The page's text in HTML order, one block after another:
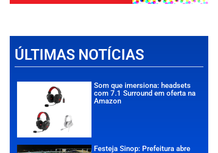
ÚLTIMAS NOTÍCIAS
Som que imersiona: headsets
com 7.1 Surround em oferta na
Amazon
Festeja Sinop: Prefeitura abre